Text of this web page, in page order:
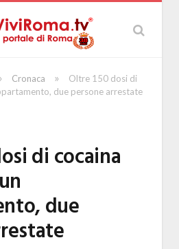
Cronaca »
Oltre 150 dosi di
due persone arrestate
di cocaina
due